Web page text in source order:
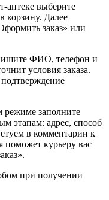
аптеке выберите
корзину. Далее
заказ» или
ФИО, телефон и
условия заказа.
подтверждение
режиме заполните
этапам: адрес, способ
в комментарии к
поможет курьеру вас
при получении